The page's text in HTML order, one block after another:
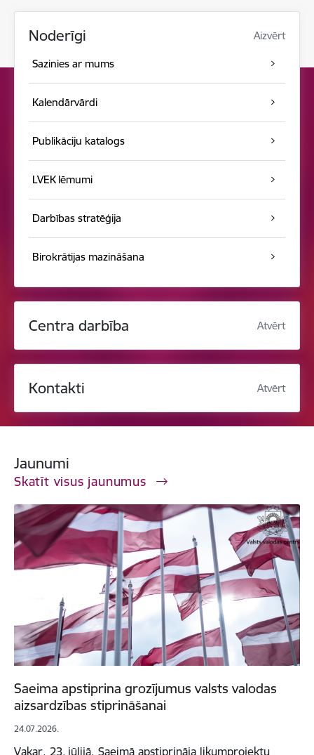
Noderīgi Aizvērt
Sazinies ar mums
Kalendārvārdi
Publikāciju katalogs
LVEK lēmumi
Darbības stratēģija
Birokrātijas mazināšana
Centra darbība Atvērt
Kontakti Atvērt
Jaunumi
Skatīt visus jaunumus
Saeima apstiprina grozījumus valsts valodas
aizsardzības stiprināšanai
24.07.2026.
Vakar, 23. jūlijā, Saeimā apstiprināja likumprojektu